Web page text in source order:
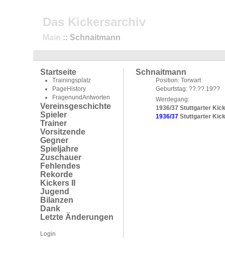
Das Kickersarchiv
Main :: Schnaitmann
Startseite
Trainingsplatz
PageHistory
FragenundAntworten
Vereinsgeschichte
Spieler
Trainer
Vorsitzende
Gegner
Spieljahre
Zuschauer
Fehlendes
Rekorde
Kickers II
Jugend
Bilanzen
Dank
Letzte Änderungen
Login
Schnaitmann
Position: Torwart
Geburtstag: ??.??.19??
Werdegang:
1936/37 Stuttgarter
1936/37 Stuttgarter